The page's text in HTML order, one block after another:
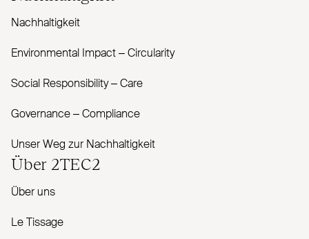
Nachhaltigkeit
Envi­ronmental Impact – Cir­cularity
Social Responsibility – Care
Governance – Com­pliance
Unser Weg zur Nachhaltigkeit
Über 2TEC2
Über uns
Le Tissage